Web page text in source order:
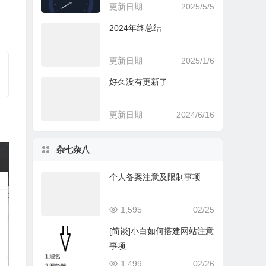
更新日期 2025/5/5
2024年终总结
更新日期 2025/1/6
好久没有更新了
更新日期 2024/6/16
杂七杂八
个人备案注意及限制事项
02/25
1,595
[简谈]小白如何搭建网站注意
事项
02/26
1,499